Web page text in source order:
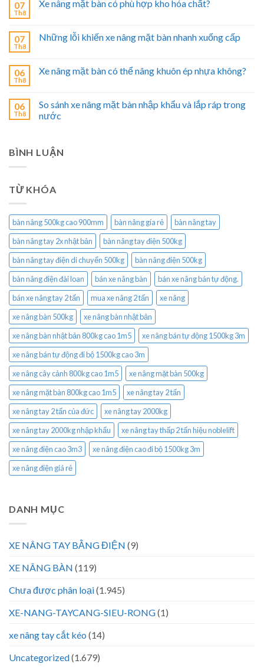
07
Th8
Xe nâng mặt bàn có phù hợp kho hóa chất?
07
Th8
Những lỗi khiến xe nâng mặt bàn nhanh xuống cấp
06
Th8
Xe nâng mặt bàn có thể nâng khuôn ép nhựa không?
06
Th8
So sánh xe nâng mặt bàn nhập khẩu và lắp ráp trong
nước
BÌNH LUẬN
TỪ KHÓA
bàn nâng 500kg cao 900mm bàn nâng gía rẻ
bàn nâng tay
bàn nâng tay 2x nhật bản
bàn nâng tay điện 500kg
bàn nâng tay điện di chuyển 500kg
bàn nâng điện 500kg
bàn nâng điện đài loan
bán xe nâng bàn
bán xe nâng bán tự động.
bán xe nâng tay 2 tấn
mua xe nâng 2 tấn
xe nâng
xe nâng bàn 500kg
xe nâng bàn nhật bản
xe nâng bàn nhật bản 800kg cao 1m5
xe nâng bán tự động 1500kg 3m
xe nâng bán tự động đi bộ 1500kg cao 3m
xe nâng cây cảnh 800kg cao 1m5
xe nâng mặt bàn 500kg
xe nâng mặt bàn 800kg cao 1m5
xe nâng tay 2 tấn
xe nâng tay 2 tấn của đức
xe nâng tay 2000kg
xe nâng tay 2000kg nhập khẩu
xe nâng tay thấp 2 tấn hiệu noblelift
xe nâng điện cao 3m3
xe nâng điện cao đi bộ 1500kg 3m
xe nâng điện giá rẻ
DANH MỤC
XE NÂNG TAY BẰNG ĐIỆN (9)
XE NÂNG BÀN (119)
Chưa được phân loại(1.945)
XE-NANG-TAYCANG-SIEU-RONG(1)
xe nâng tay cắt kéo (14)
Uncategorized(1.679)